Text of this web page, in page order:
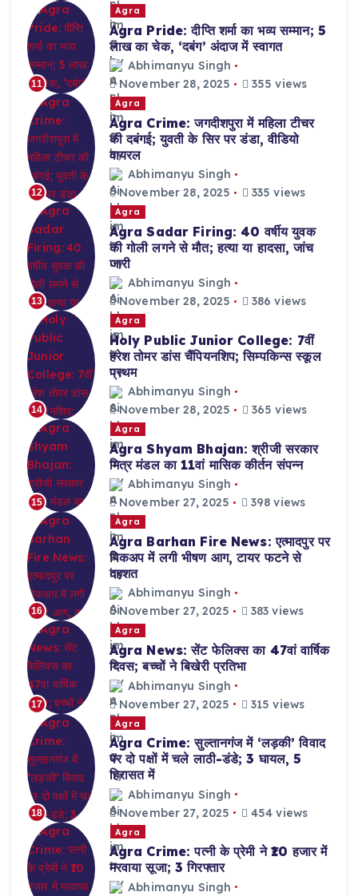
11
Agra
Agra Pride: दीप्ति शर्मा का भव्य सम्मान; 5
लाख का चेक, ‘दबंग’ अंदाज में स्वागत
Abhimanyu Singh
November 28, 2025
355 views
12
Agra
Agra Crime: जगदीशपुरा में महिला टीचर
की दबंगई; युवती के सिर पर डंडा, वीडियो
वायरल
Abhimanyu Singh
November 28, 2025
335 views
13
Agra
Agra Sadar Firing: 40 वर्षीय युवक
की गोली लगने से मौत; हत्या या हादसा, जांच
जारी
Abhimanyu Singh
November 28, 2025
386 views
14
Agra
Holy Public Junior College: 7वीं
हरेश तोमर डांस चैंपियनशिप; सिम्पकिन्स स्कूल
प्रथम
Abhimanyu Singh
November 28, 2025
365 views
15
Agra
Agra Shyam Bhajan: श्रीजी सरकार
मित्र मंडल का 11वां मासिक कीर्तन संपन्न
Abhimanyu Singh
November 27, 2025
398 views
16
Agra
Agra Barhan Fire News: एत्मादपुर पर
पिकअप में लगी भीषण आग, टायर फटने से
दहशत
Abhimanyu Singh
November 27, 2025
383 views
17
Agra
Agra News: सेंट फेलिक्स का 47वां वार्षिक
दिवस; बच्चों ने बिखेरी प्रतिभा
Abhimanyu Singh
November 27, 2025
315 views
18
Agra
Agra Crime: सुल्तानगंज में ‘लड़की’ विवाद
पर दो पक्षों में चले लाठी-डंडे; 3 घायल, 5
हिरासत में
Abhimanyu Singh
November 27, 2025
454 views
Agra
Agra Crime: पत्नी के प्रेमी ने ₹10 हजार में
मरवाया सूजा; 3 गिरफ्तार
Abhimanyu Singh